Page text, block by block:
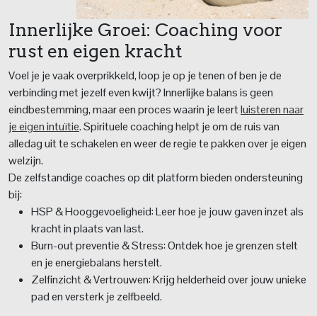
Innerlijke Groei: Coaching voor
rust en eigen kracht
Voel je je vaak overprikkeld, loop je op je tenen of ben je de
verbinding met jezelf even kwijt? Innerlijke balans is geen
eindbestemming, maar een proces waarin je leertluisteren naar
je eigen intuïtie. Spirituele coaching helpt je om de ruis van
alledag uit te schakelen en weer de regie te pakken over je eigen
welzijn.
De zelfstandige coaches op dit platform bieden ondersteuning
bij:
HSP & Hooggevoeligheid: Leer hoe je jouw gaven inzet als
kracht in plaats van last.
Burn-out preventie & Stress: Ontdek hoe je grenzen stelt
en je energiebalans herstelt.
Zelfinzicht & Vertrouwen: Krijg helderheid over jouw unieke
pad en versterk je zelfbeeld.